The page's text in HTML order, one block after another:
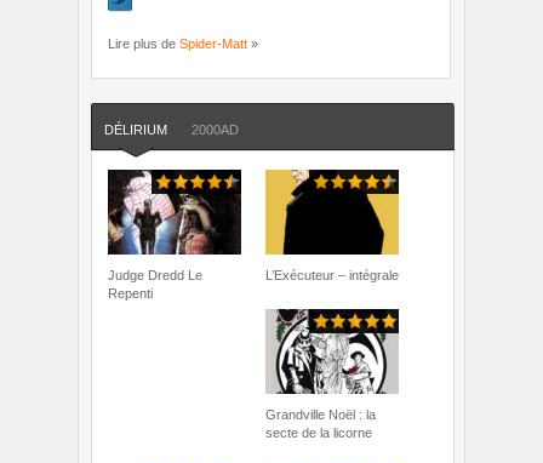
Lire plus de Spider-Matt »
DÉLIRIUM 2000AD
Judge Dredd Le
Repenti
L’Exécuteur – intégrale
Grandville Noël : la
secte de la licorne